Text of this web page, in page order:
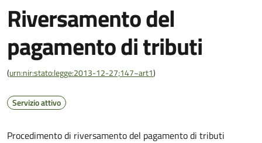
Riversamento del
pagamento di tributi
(urn:nir:stato:legge:2013-12-27;147~art1)
Servizio attivo
Procedimento di riversamento del pagamento di tributi